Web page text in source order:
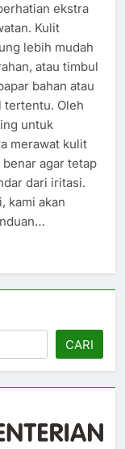
ekstra
Kulit
lebih mudah
atau timbul
bahan atau
Oleh
untuk
merawat kulit
agar tetap
dari iritasi.
kami akan
CARI